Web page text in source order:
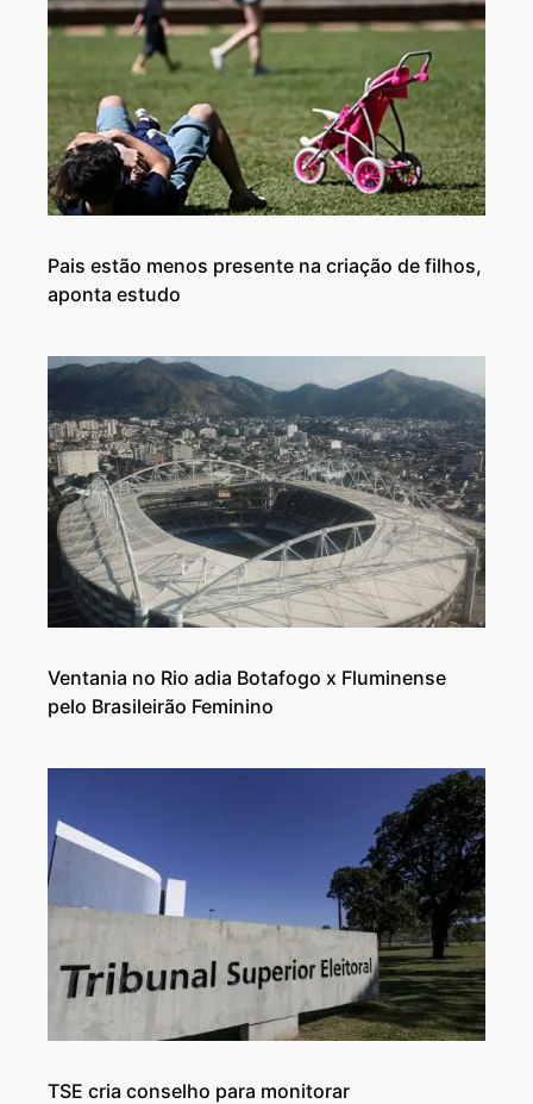
Pais estão menos presente na criação de filhos,
aponta estudo
Ventania no Rio adia Botafogo x Fluminense
pelo Brasileirão Feminino
TSE cria conselho para monitorar